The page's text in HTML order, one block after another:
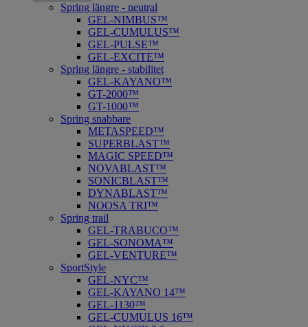
Spring längre - neutral
​GEL-NIMBUS™
GEL-CUMULUS™
GEL-PULSE™
GEL-EXCITE™
Spring längre - stabilitet
GEL-KAYANO™
GT-2000™
GT-1000™
Spring snabbare
METASPEED™
SUPERBLAST™
MAGIC SPEED™
NOVABLAST™
SONICBLAST™
DYNABLAST™
NOOSA TRI™
Spring trail
GEL-TRABUCO™
GEL-SONOMA™
GEL-VENTURE™
SportStyle
GEL-NYC™
GEL-KAYANO 14™
GEL-1130™
GEL-CUMULUS 16™